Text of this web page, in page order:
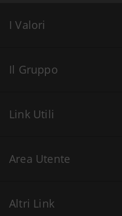
I Valori
Il Gruppo
Link Utili
Area Utente
Altri Link